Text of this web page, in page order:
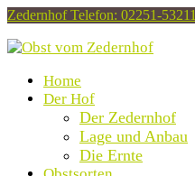
ZedernhofTelefon: 02251-53211
Home
Der Hof
Der Zedernhof
Lage und Anbau
Die Ernte